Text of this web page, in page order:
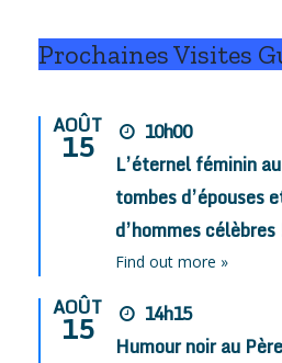
Prochaines Visites
AOÛT
15
10h00
L’éternel féminin
tombes d’épouses
d’hommes
Find out more »
AOÛT
15
14h15
Humour noir au